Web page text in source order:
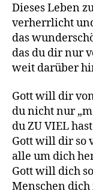
Dieses Leben
verherrlicht
das
das du dir nur
weit darüber
Gott will dir
du nicht nur
du ZU VIEL
Gott will dir so
alle um dich
Gott will dich
Menschen